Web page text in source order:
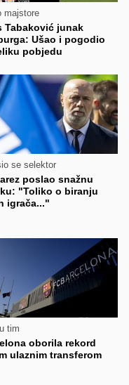
majstore
Tabaković junak
Ušao i pogodio
pobjedu
se selektor
poslao snažnu
"Toliko o biranju
igrača..."
tim
oborila rekord
ulaznim transferom